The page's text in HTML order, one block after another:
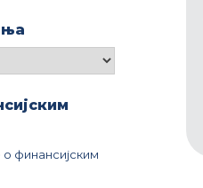
финансијским